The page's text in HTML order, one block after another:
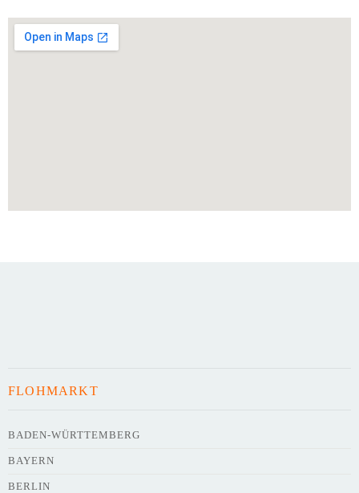
FLOHMARKT
BADEN-WÜRTTEMBERG
BAYERN
BERLIN